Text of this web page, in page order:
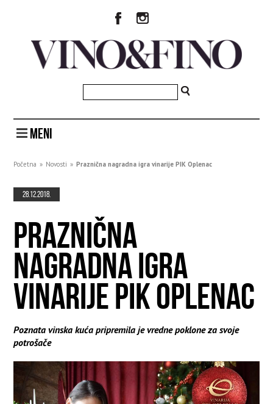
MENI
Početna » Novosti » Praznična nagradna igra vinarije PIK Oplenac
28.12.2018.
PRAZNIČNA
NAGRADNA IGRA
VINARIJE PIK OPLENAC
Poznata vinska kuća pripremila je vredne poklone za svoje
potrošače